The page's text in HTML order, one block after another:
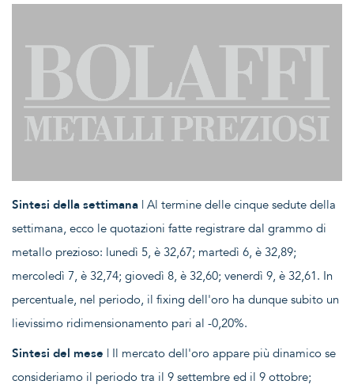
Sintesi della settimana | Al termine delle cinque sedute della
settimana, ecco le quotazioni fatte registrare dal grammo di
metallo prezioso: lunedì 5, è 32,67; martedì 6, è 32,89;
mercoledì 7, è 32,74; giovedì 8, è 32,60; venerdì 9, è 32,61. In
percentuale, nel periodo, il fixing dell'oro ha dunque subito un
lievissimo ridimensionamento pari al -0,20%.
Sintesi del mese | Il mercato dell'oro appare più dinamico se
consideriamo il periodo tra il 9 settembre ed il 9 ottobre;